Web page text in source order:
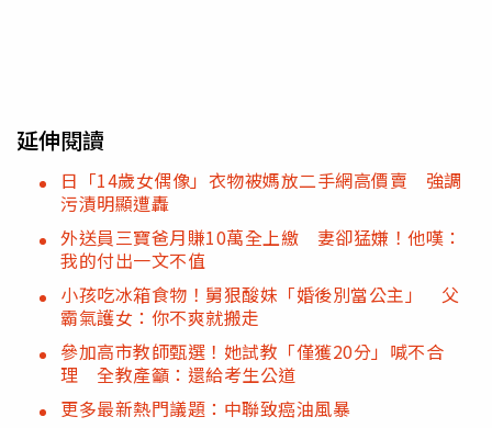
延伸閱讀
日「14歲女偶像」衣物被媽放二手網高價賣 強調
污漬明顯遭轟
外送員三寶爸月賺10萬全上繳 妻卻猛嫌！他嘆：
我的付出一文不值
小孩吃冰箱食物！舅狠酸妹「婚後別當公主」 父
霸氣護女：你不爽就搬走
參加高市教師甄選！她試教「僅獲20分」喊不合
理 全教產籲：還給考生公道
更多最新熱門議題：中聯致癌油風暴